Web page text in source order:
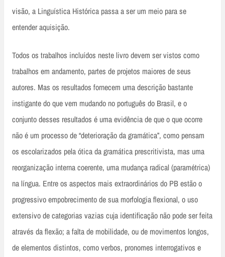
visão, a Linguística Histórica passa a ser um meio para se
entender aquisição.
Todos os trabalhos incluídos neste livro devem ser vistos como
trabalhos em andamento, partes de projetos maiores de seus
autores. Mas os resultados fornecem uma descrição bastante
instigante do que vem mudando no português do Brasil, e o
conjunto desses resultados é uma evidência de que o que ocorre
não é um processo de “deterioração da gramática”, como pensam
os escolarizados pela ótica da gramática prescritivista, mas uma
reorganização interna coerente, uma mudança radical (paramétrica)
na língua. Entre os aspectos mais extraordinários do PB estão o
progressivo empobrecimento de sua morfologia flexional, o uso
extensivo de categorias vazias cuja identificação não pode ser feita
através da flexão; a falta de mobilidade, ou de movimentos longos,
de elementos distintos, como verbos, pronomes interrogativos e